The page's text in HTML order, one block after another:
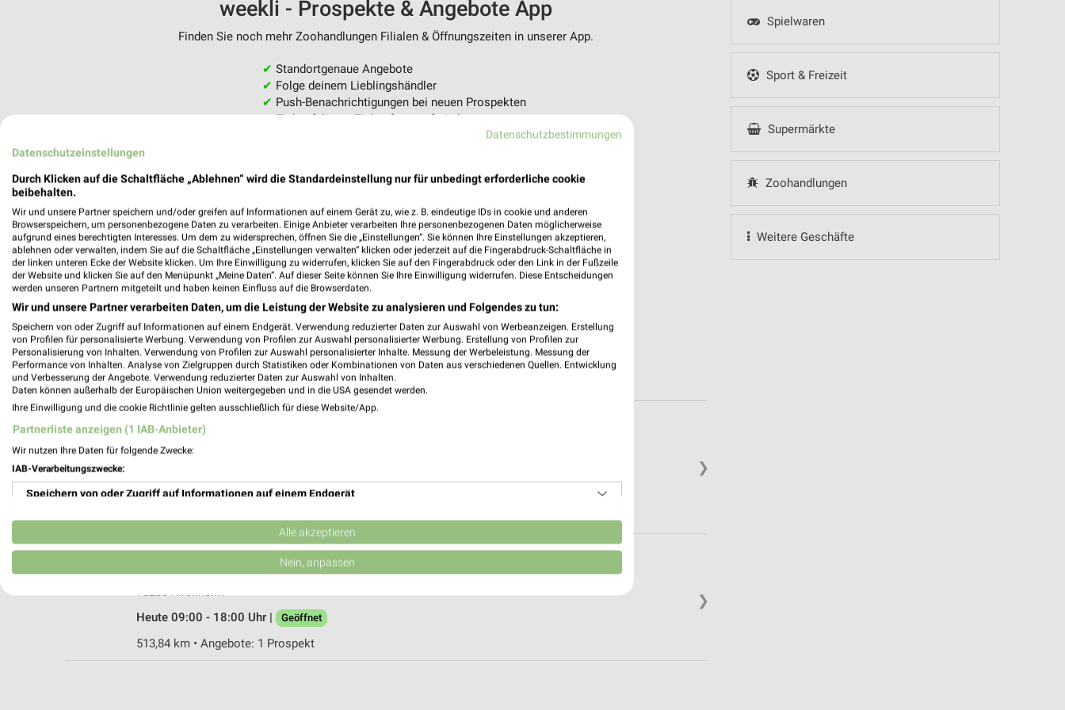
Spielwaren
Sport & Freizeit
Supermärkte
Zoohandlungen
Weitere Geschäfte
weekli - Prospekte & Angebote App
Finden Sie noch mehr Zoohandlungen Filialen & Öffnungszeiten in unserer App.
✔ Standortgenaue Angebote
✔ Folge deinem Lieblingshändler
✔ Push-Benachrichtigungen bei neuen Prospekten
✔Einkaufsliste - Einkauf stressfrei planen
❯
ZOO & Co. Göppingen
73037 Göppingen
Heute 09:00 - 16:00 Uhr | Geöffnet
❯
Lenninger Straße 12
73230 Kirchheim
Heute 09:00 - 18:00 Uhr |
Geöffnet
513,84 km • Angebote: 1 Prospekt
Datenschutzbestimmungen
Datenschutzeinstellungen
Durch Klicken auf die Schaltfläche „Ablehnen“ wird die Standardeinstellung nur für unbedingt erforderliche cookie
beibehalten.
Wir und unsere Partner speichern und/oder greifen auf Informationen auf einem Gerät zu, wie z. B. eindeutige IDs in cookie und anderen
Browserspeichern, um personenbezogene Daten zu verarbeiten. Einige Anbieter verarbeiten Ihre personenbezogenen Daten möglicherweise
aufgrund eines berechtigten Interesses. Um dem zu widersprechen, öffnen Sie die „Einstellungen“. Sie können Ihre Einstellungen akzeptieren,
ablehnen oder verwalten, indem Sie auf die Schaltfläche „Einstellungen verwalten“ klicken oder jederzeit auf die Fingerabdruck-Schaltfläche in
der linken unteren Ecke der Website klicken. Um Ihre Einwilligung zu widerrufen, klicken Sie auf den Fingerabdruck oder den Link in der Fußzeile
der Website und klicken Sie auf den Menüpunkt „Meine Daten“. Auf dieser Seite können Sie Ihre Einwilligung widerrufen. Diese Entscheidungen
werden unseren Partnern mitgeteilt und haben keinen Einfluss auf die Browserdaten.
Wir und unsere Partner verarbeiten Daten, um die Leistung der Website zu analysieren und Folgendes zu tun:
Speichern von oder Zugriff auf Informationen auf einem Endgerät. Verwendung reduzierter Daten zur Auswahl von Werbeanzeigen. Erstellung
von Profilen für personalisierte Werbung. Verwendung von Profilen zur Auswahl personalisierter Werbung. Erstellung von Profilen zur
Personalisierung von Inhalten. Verwendung von Profilen zur Auswahl personalisierter Inhalte. Messung der Werbeleistung. Messung der
Performance von Inhalten. Analyse von Zielgruppen durch Statistiken oder Kombinationen von Daten aus verschiedenen Quellen. Entwicklung
und Verbesserung der Angebote. Verwendung reduzierter Daten zur Auswahl von Inhalten.
Daten können außerhalb der Europäischen Union weitergegeben und in die USA gesendet werden.
Ihre Einwilligung und die cookie Richtlinie gelten ausschließlich für diese Website/App.
Partnerliste anzeigen (1 IAB-Anbieter)
Wir nutzen Ihre Daten für folgende Zwecke:
IAB-Verarbeitungszwecke:
Speichern von oder Zugriff auf Informationen auf einem Endgerät
Verwendung reduzierter Daten zur Auswahl von Werbeanzeigen
Erstellung von Profilen für personalisierte Werbung
Erstellung von Profilen zur Personalisierung von Inhalten
Alle akzeptieren
Nein, anpassen